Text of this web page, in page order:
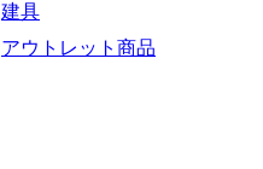
建具
アウトレット商品